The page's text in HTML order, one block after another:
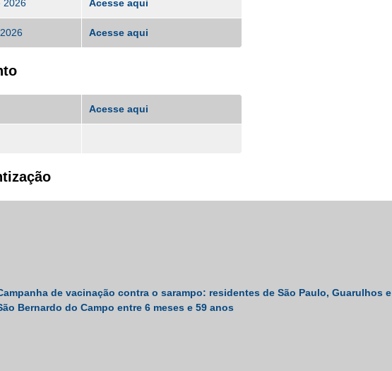
2026 Acesse aqui
Acesse aqui
Acesse aqui
de vacinação contra o sarampo: residentes de São Paulo, Guarulhos e
Bernardo do Campo entre 6 meses e 59 anos